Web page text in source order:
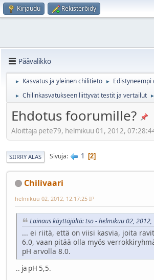
Kirjaudu Rekisteröidy
Päävalikko
► Kasvatus ja yleinen chilitieto ► Edistyneempi
► Chilinkasvatukseen liittyvät testit ja vertailut ►
Ehdotus foorumille?
Aloittaja pete79, helmikuu 01, 2012,
SIIRRY ALAS Sivuja 1 2
Chilivaari
helmikuu 02, 2012, 12:17:25 IP
Lainaus käyttäjältä: tso - helmikuu 02, 2012,
... ei riitä, että on viisi kasvia, joita
6.0, vaan pitää olla myös
pH arvolla 8.0.
.. ja pH 5,5.